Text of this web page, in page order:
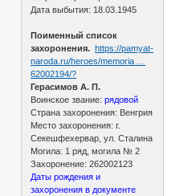
Дата выбытия: 18.03.1945
Поименный список
захоронения. https://pamyat-
naroda.ru/heroes/memoria …
62002194/?
Герасимов А. П.
Воинское звание:рядовой
Страна захоронения: Венгрия
Место захоронения: г.
Секешфехервар, ул. Сталина
Могила: 1 ряд, могила № 2
Захоронение: 262002123
Даты рождения и
захоронения в документе